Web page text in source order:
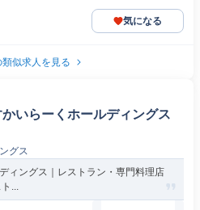
気になる
似求人を見る
いらーくホールディングス
グス
ィングス｜レストラン・専門料理店
...